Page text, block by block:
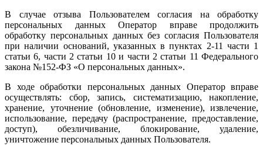
В случае отзыва Пользователем согласия на обработку
персональных данных Оператор вправе продолжить
обработку персональных данных без согласия Пользователя
при наличии оснований, указанных в пунктах 2-11 части 1
статьи 6, части 2 статьи 10 и части 2 статьи 11 Федерального
закона №152-ФЗ «О персональных данных».
В ходе обработки персональных данных Оператор вправе
осуществлять: сбор, запись, систематизацию, накопление,
хранение, уточнение (обновление, изменение), извлечение,
использование, передачу (распространение, предоставление,
доступ), обезличивание, блокирование, удаление,
уничтожение персональных данных Пользователя.